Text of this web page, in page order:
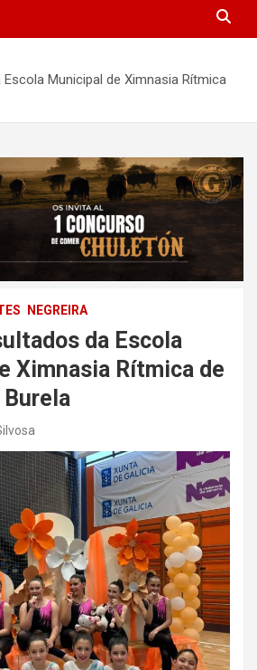
Municipal de Ximnasia Rítmica
NEGREIRA
da Escola
Ximnasia Rítmica de
Burela